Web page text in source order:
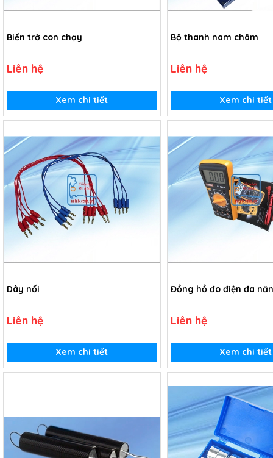
Biến trở con chạy
Liên hệ
Xem chi tiết
Bộ thanh nam châm
Liên hệ
Xem chi tiết
Dây nối
Liên hệ
Xem chi tiết
Đồng hồ đo điện đa
Liên hệ
Xem chi tiết